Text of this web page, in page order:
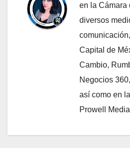
en la Cámara
diversos
Capital de
Cambio,
Negocios
así como en
Prowell